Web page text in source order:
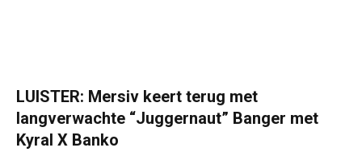
LUISTER: Mersiv keert terug met
langverwachte “Juggernaut” Banger met
Kyral X Banko